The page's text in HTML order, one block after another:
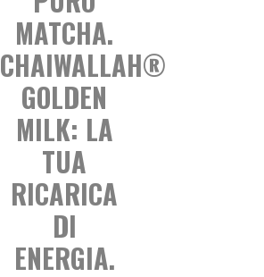
MATCHA.
CHAIWALLAH®
GOLDEN
MILK: LA
TUA
RICARICA
DI
ENERGIA.